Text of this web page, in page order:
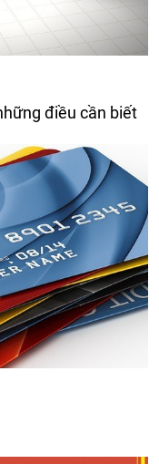
điều cần biết